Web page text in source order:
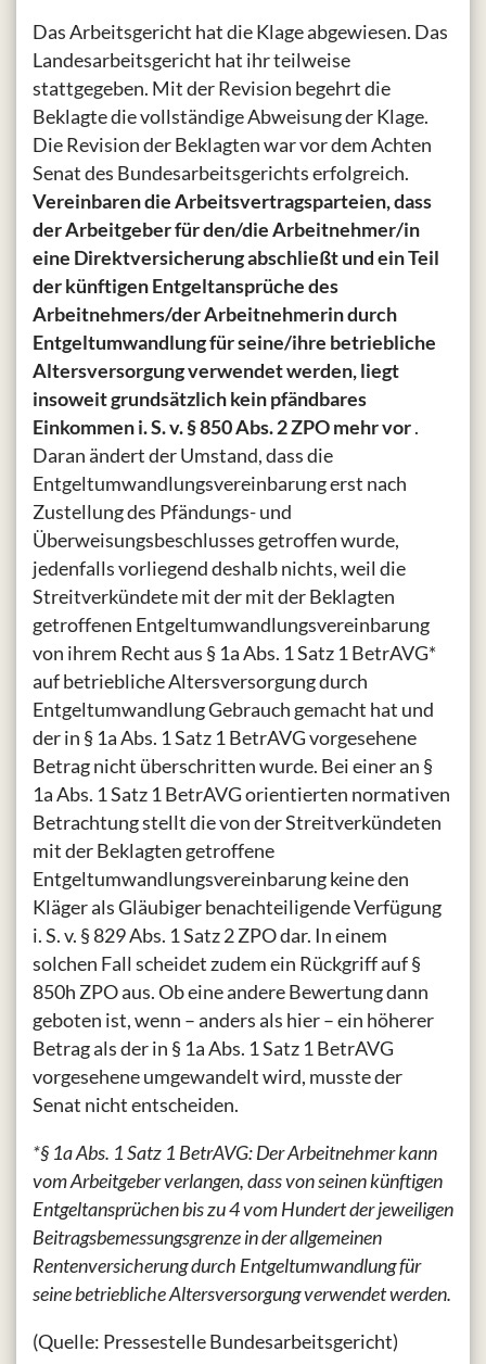
Das Arbeitsgericht hat die Klage abgewiesen. Das
Landesarbeitsgericht hat ihr teilweise
stattgegeben. Mit der Revision begehrt die
Beklagte die vollständige Abweisung der Klage.
Die Revision der Beklagten war vor dem Achten
Senat des Bundesarbeitsgerichts erfolgreich.
Vereinbaren die Arbeitsvertragsparteien, dass
der Arbeitgeber für den/die Arbeitnehmer/in
eine Direktversicherung abschließt und ein Teil
der künftigen Entgeltansprüche des
Arbeitnehmers/der Arbeitnehmerin durch
Entgeltumwandlung für seine/ihre betriebliche
Altersversorgung verwendet werden, liegt
insoweit grundsätzlich kein pfändbares
Einkommen i. S. v. § 850 Abs. 2 ZPO mehr vor.
Daran ändert der Umstand, dass die
Entgeltumwandlungsvereinbarung erst nach
Zustellung des Pfändungs- und
Überweisungsbeschlusses getroffen wurde,
jedenfalls vorliegend deshalb nichts, weil die
Streitverkündete mit der mit der Beklagten
getroffenen Entgeltumwandlungsvereinbarung
von ihrem Recht aus § 1a Abs. 1 Satz 1 BetrAVG*
auf betriebliche Altersversorgung durch
Entgeltumwandlung Gebrauch gemacht hat und
der in § 1a Abs. 1 Satz 1 BetrAVG vorgesehene
Betrag nicht überschritten wurde. Bei einer an §
1a Abs. 1 Satz 1 BetrAVG orientierten normativen
Betrachtung stellt die von der Streitverkündeten
mit der Beklagten getroffene
Entgeltumwandlungsvereinbarung keine den
Kläger als Gläubiger benachteiligende Verfügung
i. S. v. § 829 Abs. 1 Satz 2 ZPO dar. In einem
solchen Fall scheidet zudem ein Rückgriff auf §
850h ZPO aus. Ob eine andere Bewertung dann
geboten ist, wenn – anders als hier – ein höherer
Betrag als der in § 1a Abs. 1 Satz 1 BetrAVG
vorgesehene umgewandelt wird, musste der
Senat nicht entscheiden.
*§ 1a Abs. 1 Satz 1 BetrAVG: Der Arbeitnehmer kann
vom Arbeitgeber verlangen, dass von seinen künftigen
Entgeltansprüchen bis zu 4 vom Hundert der jeweiligen
Beitragsbemessungsgrenze in der allgemeinen
Rentenversicherung durch Entgeltumwandlung für
seine betriebliche Altersversorgung verwendet werden.
(Quelle: Pressestelle Bundesarbeitsgericht)